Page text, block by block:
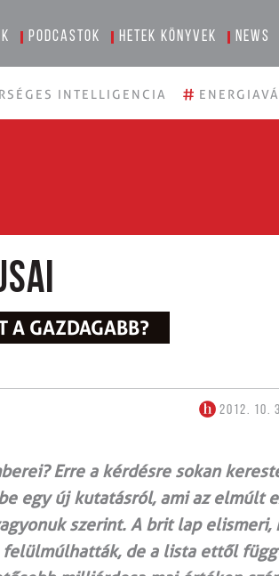
Podcastok Hetek könyvek News
INTELLIGENCIA #
A GAZDAGABB?
2012. 10.
Erre a kérdésre sokan
egy új kutatásról, ami az elmúlt
szerint. A brit lap elismeri,
felülmúlhatták, de a lista ettől